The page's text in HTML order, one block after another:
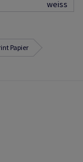
weiss
Papier